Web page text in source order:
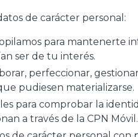
de carácter personal:
para mantenerte
ser de tu interés.
perfeccionar,
pudiesen materializarse.
para comprobar la
a través de la CPN